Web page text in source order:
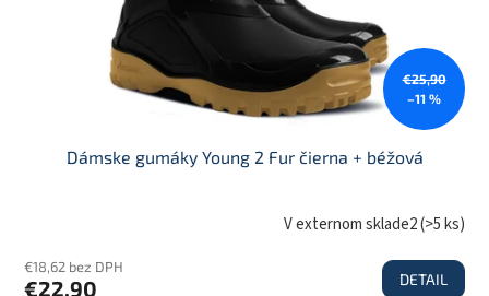
€25,90
–11 %
Dámske gumáky Young 2 Fur čierna + béžová
V externom sklade2(>5 ks)
€18,62 bez DPH
€22,90 DETAIL